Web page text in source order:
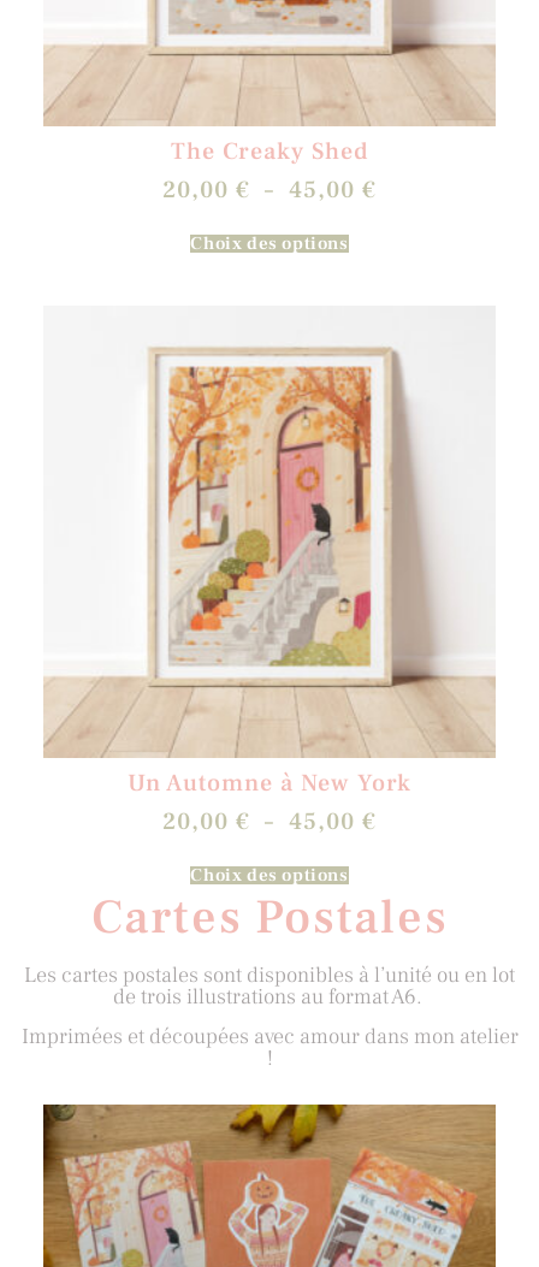
The Creaky Shed
20,00 € – 45,00 €
Choix des options
Un Automne à New York
20,00 € – 45,00 €
Choix des options
Cartes Postales
Les cartes postales sont disponibles à l’unité ou en lot
de trois illustrations au format A6.
Imprimées et découpées avec amour dans mon atelier
!